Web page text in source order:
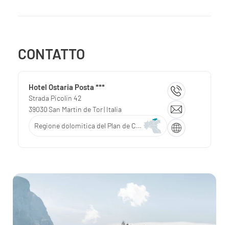
CONTATTO
Hotel Ostaria Posta ***
Strada Picolin 42
39030San Martin de Tor| Italia
Regione dolomitica del Plan de Corones